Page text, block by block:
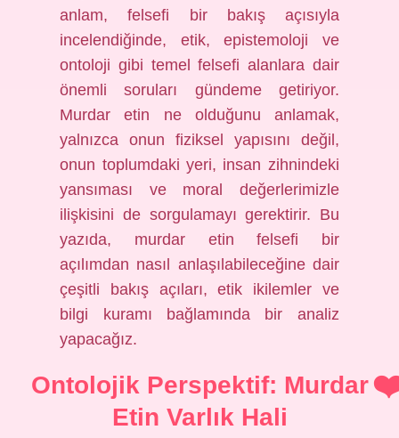
anlam, felsefi bir bakış açısıyla
incelendiğinde, etik, epistemoloji ve
ontoloji gibi temel felsefi alanlara dair
önemli soruları gündeme getiriyor.
Murdar etin ne olduğunu anlamak,
yalnızca onun fiziksel yapısını değil,
onun toplumdaki yeri, insan zihnindeki
yansıması ve moral değerlerimizle
ilişkisini de sorgulamayı gerektirir. Bu
yazıda, murdar etin felsefi bir
açılımdan nasıl anlaşılabileceğine dair
çeşitli bakış açıları, etik ikilemler ve
bilgi kuramı bağlamında bir analiz
yapacağız.
Ontolojik Perspektif: Murdar
Etin Varlık Hali